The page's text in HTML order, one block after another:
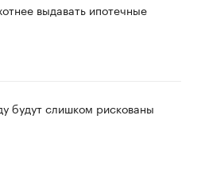
выдавать ипотечные
будут слишком рискованы